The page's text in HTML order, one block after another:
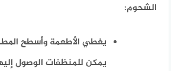
الشحوم:
يغطي الأطعمة وأسطح
يمكن للمنظفات الوصول